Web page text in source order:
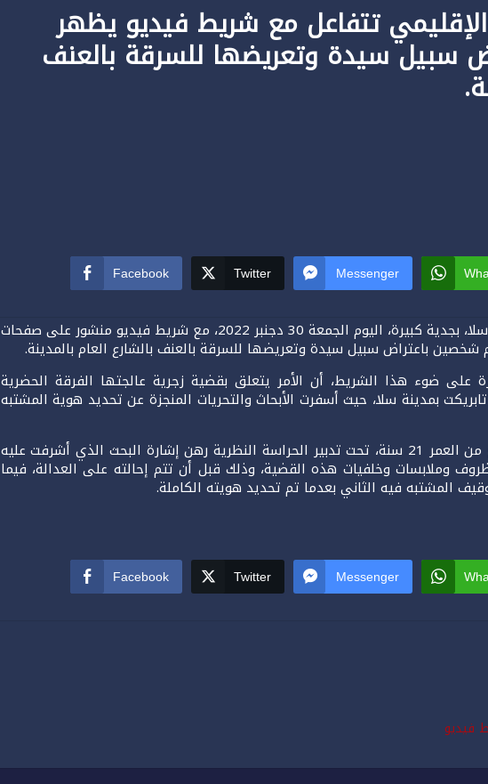
تتفاعل مع شريط فيديو يظهر
سبيل سيدة وتعريضها للسرقة بالعنف
Facebook Twitter Messenger
تفاعلت مصالح الأمن الإقليمي بمدينة سلا، بجدية كبيرة، اليوم الجمعة 30 دجنبر 2022، مع شريط فيديو منشور على صفحات
شخصين باعتراض سبيل سيدة وتعريضها للسرقة بالعنف بالشارع العام بالمدينة.
على ضوء هذا الشريط، أن الأمر يتعلق بقضية زجرية عالجتها الفرقة الحضرية
بمدينة سلا، حيث أسفرت الأبحاث والتحريات المنجزة عن تحديد هوية المشتبه
وقد تم الاحتفاظ بالمشتبه فيه، البالغ من العمر 21 سنة، تحت تدبير الحراسة النظرية رهن إشارة البحث الذي أشرفت عليه
وملابسات وخلفيات هذه القضية، وذلك قبل أن تتم إحالته على العدالة، فيما
المشتبه فيه الثاني بعدما تم تحديد هويته الكاملة.
Facebook Twitter Messenger
فيديو